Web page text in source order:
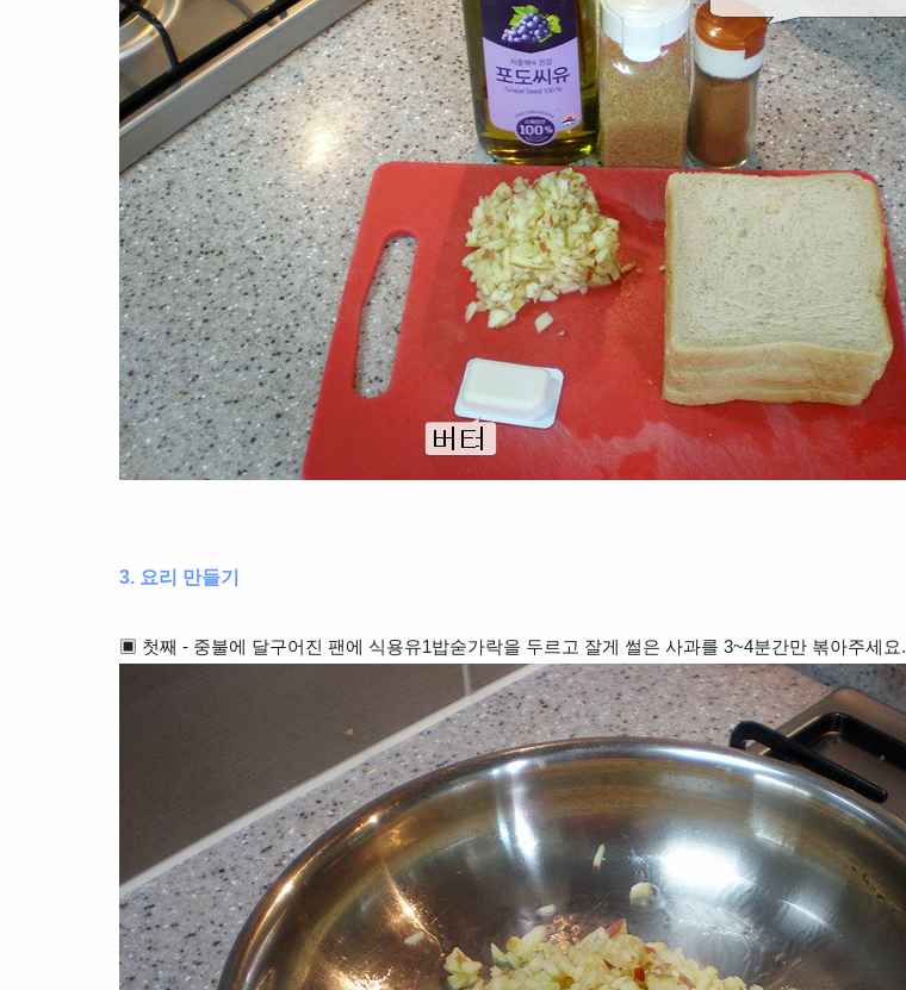
3. 요리 만들기
▣ 첫째 - 중불에 달구어진 팬에 식용유1밥숟가락을 두르고 잘게 썰은 사과를 3~4분간만 볶아주세요.